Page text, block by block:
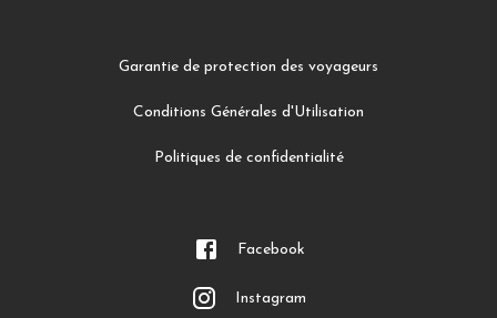
Garantie de protection des voyageurs
Conditions Générales d'Utilisation
Politiques de confidentialité
Facebook
Instagram